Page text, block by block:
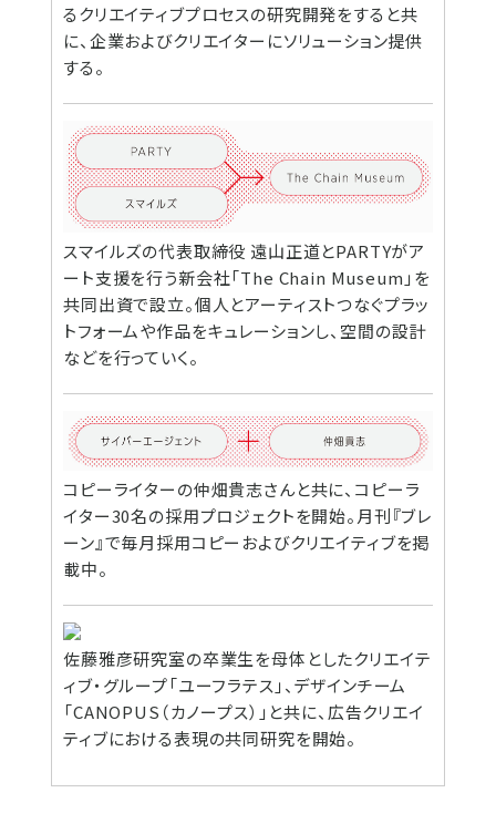
るクリエイティブプロセスの研究開発をすると共
に、企業およびクリエイターにソリューション提供
する。
スマイルズの代表取締役 遠山正道とPARTYがア
ート支援を行う新会社「The Chain Museum」を
共同出資で設立。個人とアーティストつなぐプラッ
トフォームや作品をキュレーションし、空間の設計
などを行っていく。
コピーライターの仲畑貴志さんと共に、コピーラ
イター30名の採用プロジェクトを開始。月刊『ブレ
ーン』で毎月採用コピーおよびクリエイティブを掲
載中。
佐藤雅彦研究室の卒業生を母体としたクリエイテ
ィブ・グループ「ユーフラテス」、デザインチーム
「CANOPUS（カノープス）」と共に、広告クリエイ
ティブにおける表現の共同研究を開始。